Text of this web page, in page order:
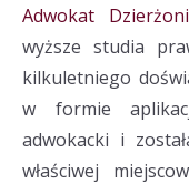
Adwokat
wyższe studia
kilkuletniego
w formie
adwokacki i
właściwej